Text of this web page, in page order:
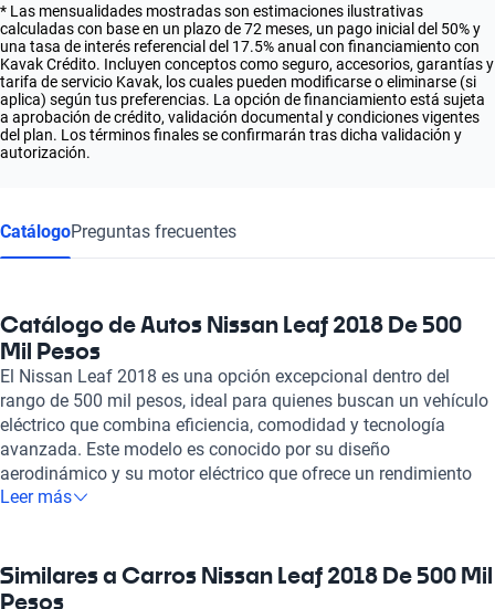
* Las mensualidades mostradas son estimaciones ilustrativas
calculadas con base en un plazo de 72 meses, un pago inicial del 50% y
una tasa de interés referencial del 17.5% anual con financiamiento con
Kavak Crédito. Incluyen conceptos como seguro, accesorios, garantías y
tarifa de servicio Kavak, los cuales pueden modificarse o eliminarse (si
aplica) según tus preferencias. La opción de financiamiento está sujeta
a aprobación de crédito, validación documental y condiciones vigentes
del plan. Los términos finales se confirmarán tras dicha validación y
autorización.
CatálogoPreguntas frecuentes
Catálogo de Autos Nissan Leaf 2018 De 500
Mil Pesos
El Nissan Leaf 2018 es una opción excepcional dentro del
rango de 500 mil pesos, ideal para quienes buscan un vehículo
eléctrico que combina eficiencia, comodidad y tecnología
avanzada. Este modelo es conocido por su diseño
aerodinámico y su motor eléctrico que ofrece un rendimiento
sobresaliente, permitiendo viajar largas distancias con un bajo
urbano. En Kavak, cada vehículo que ofrecemos, incluido el
Nissan Leaf 2018, es sometido a una inspección rigurosa en
Leer más
Similares a Carros Nissan Leaf 2018 De 500 Mil
Pesos